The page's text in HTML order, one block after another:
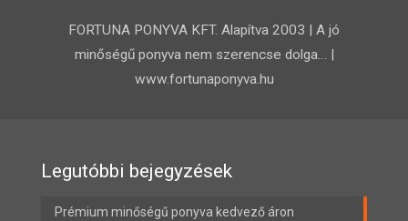
FORTUNA PONYVA KFT. Alapítva 2003 | A jó
minőségű ponyva nem szerencse dolga… |
www.fortunaponyva.hu
Legutóbbi bejegyzések
Prémium minőségű ponyva kedvező áron